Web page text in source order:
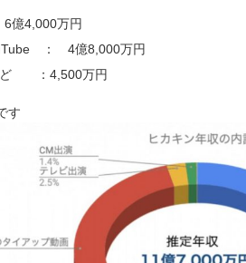
4,000万円
： 4億8,000万円
ど ：4,500万円
す